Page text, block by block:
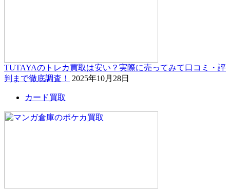
TUTAYAのトレカ買取は安い？実際に売ってみて口コミ・評
判まで徹底調査！
2025年10月28日
カード買取